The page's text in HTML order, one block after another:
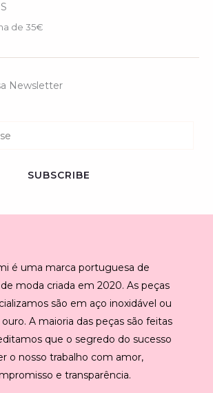
de 35€
Newsletter
SUBSCRIBE
é uma marca portuguesa de
moda criada em 2020. As peças
são em aço inoxidável ou
A maioria das peças são feitas
que o segredo do sucesso
o nosso trabalho com amor,
e transparência.